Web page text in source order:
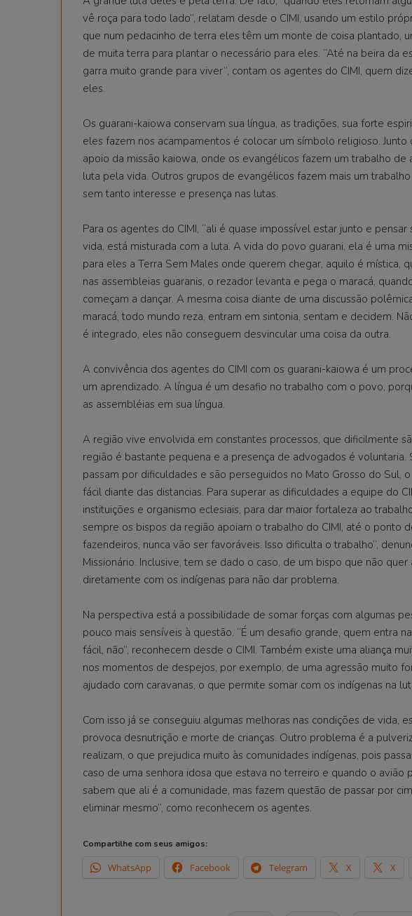
vê roça para todo lado”, relatam desde o CIMI, usando um estilo
que num pedacinho de terra eles têm um monte de coisa plantado,
de muita terra para plantar o necessário para eles. “Até na beira da
garra muito grande para viver”, contam os agentes do CIMI, quem
eles.
Os guarani-kaiowa conservam sua língua, as tradições, sua forte
eles fazem nos acampamentos é colocar um símbolo religioso.
apoio da missão kaiowa, onde os evangélicos fazem um trabalho de
luta pela vida. Outros grupos de evangélicos fazem mais um
sem tanto interesse e presença nas lutas.
Para os agentes do CIMI, “ali é quase impossível estar junto e
vida, está misturada com a luta. A vida do povo guarani, ela é uma
para eles a Terra Sem Males onde querem chegar, aquilo é mística,
nas assembleias guaranis, o rezador levanta e pega o maracá,
começam a dançar. A mesma coisa diante de uma discussão
maracá, todo mundo reza, entram em sintonia, sentam e decidem.
é integrado, eles não conseguem desvincular uma coisa da outra.
A convivência dos agentes do CIMI com os guarani-kaiowa é um
um aprendizado. A língua é um desafio no trabalho com o povo,
as assembléias em sua língua.
A região vive envolvida em constantes processos, que dificilmente
região é bastante pequena e a presença de advogados é
passam por dificuldades e são perseguidos no Mato Grosso do Sul,
fácil diante das distancias. Para superar as dificuldades a equipe do
instituições e organismo eclesiais, para dar maior fortaleza ao
sempre os bispos da região apoiam o trabalho do CIMI, até o ponto
fazendeiros, nunca vão ser favoráveis. Isso dificulta o trabalho”,
Missionário. Inclusive, tem se dado o caso, de um bispo que não
diretamente com os indígenas para não dar problema.
Na perspectiva está a possibilidade de somar forças com algumas
pouco mais sensíveis à questão. “É um desafio grande, quem entra
fácil, não”, reconhecem desde o CIMI. Também existe uma aliança
nos momentos de despejos, por exemplo, de uma agressão muito
ajudado com caravanas, o que permite somar com os indígenas na
Com isso já se conseguiu algumas melhoras nas condições de vida,
provoca desnutrição e morte de crianças. Outro problema é a
realizam, o que prejudica muito às comunidades indígenas, pois
caso de uma senhora idosa que estava no terreiro e quando o avião
sabem que ali é a comunidade, mas fazem questão de passar por
eliminar mesmo”, como reconhecem os agentes.
Compartilhe com seus amigos:
WhatsApp Facebook Telegram X X